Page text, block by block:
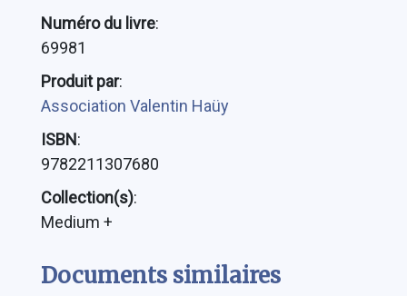
Numéro du livre:
69981
Produit par:
Association Valentin Haüy
ISBN:
9782211307680
Collection(s):
Medium +
Documents similaires